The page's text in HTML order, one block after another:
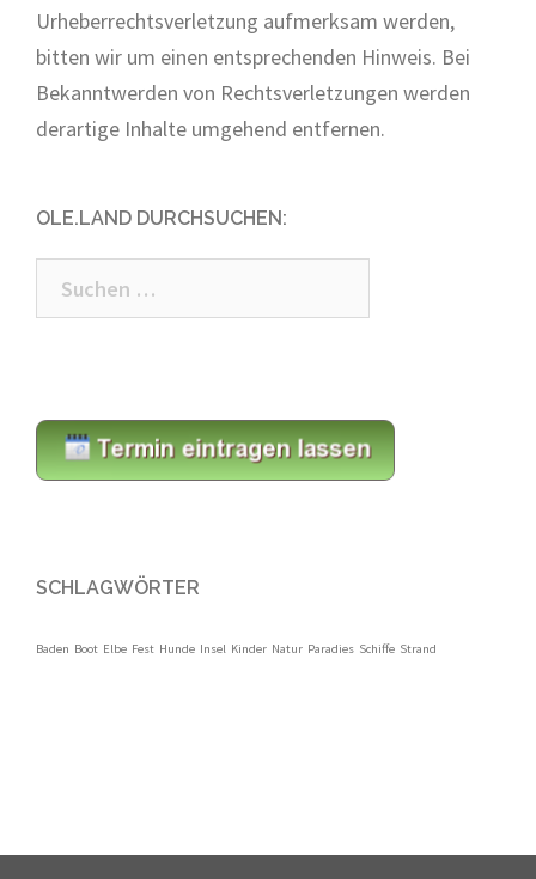
Urheberrechtsverletzung aufmerksam werden,
bitten wir um einen entsprechenden Hinweis. Bei
Bekanntwerden von Rechtsverletzungen werden
derartige Inhalte umgehend entfernen.
OLE.LAND DURCHSUCHEN:
Suchen
nach:
SCHLAGWÖRTER
Baden Boot Elbe Fest Hunde Insel Kinder Natur Paradies Schiffe Strand